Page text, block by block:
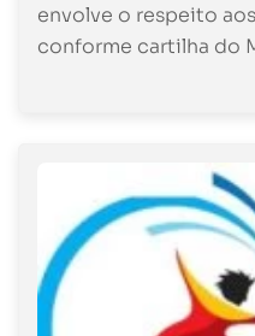
envolve o respeito
conforme cartilha do